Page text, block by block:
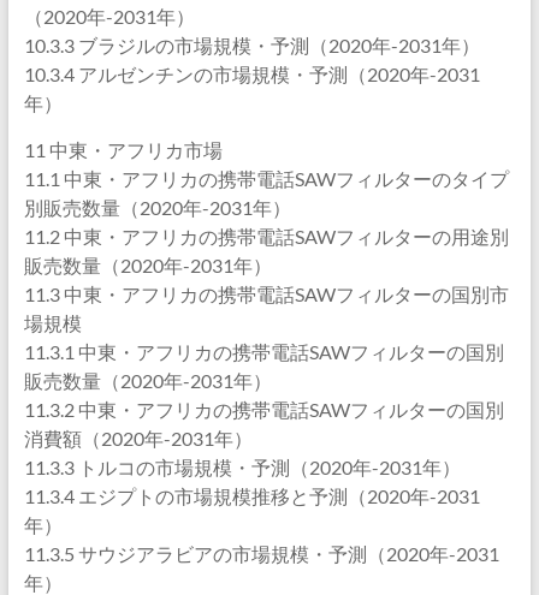
（2020年-2031年）
10.3.3 ブラジルの市場規模・予測（2020年-2031年）
10.3.4 アルゼンチンの市場規模・予測（2020年-2031
年）
11 中東・アフリカ市場
11.1 中東・アフリカの携帯電話SAWフィルターのタイプ
別販売数量（2020年-2031年）
11.2 中東・アフリカの携帯電話SAWフィルターの用途別
販売数量（2020年-2031年）
11.3 中東・アフリカの携帯電話SAWフィルターの国別市
場規模
11.3.1 中東・アフリカの携帯電話SAWフィルターの国別
販売数量（2020年-2031年）
11.3.2 中東・アフリカの携帯電話SAWフィルターの国別
消費額（2020年-2031年）
11.3.3 トルコの市場規模・予測（2020年-2031年）
11.3.4 エジプトの市場規模推移と予測（2020年-2031
年）
11.3.5 サウジアラビアの市場規模・予測（2020年-2031
年）